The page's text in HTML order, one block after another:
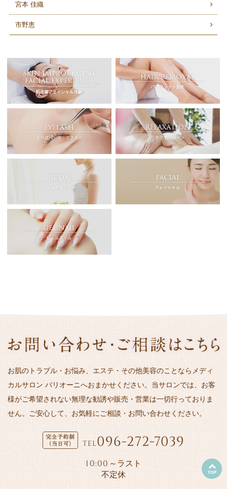
宮本 佳織
市野恵
お肌のトラブル・お悩み、エステ・その他美容のことならメディ
カルサロン バリオーニへおまかせください。当サロンでは、お客
様がご希望されない無理な勧誘や販売・営業は一切行っておりま
せん。ご安心して、お気軽にご相談・お問い合わせください。
TEL096-272-7039
10:00 ～ラスト
不定休